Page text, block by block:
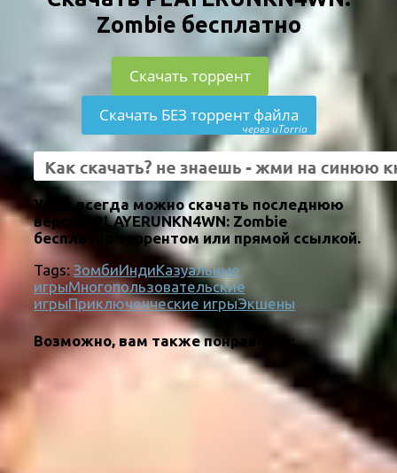
Zombie бесплатно
Скачать торрент
Скачать БЕЗ торрент файла
через uTorria
У нас всегда можно скачать последнюю
версию PLAYERUNKN4WN: Zombie
бесплатно торрентом или прямой ссылкой.
Tags: ЗомбиИндиКазуальные
игрыМногопользовательские
игрыПриключенческие игрыЭкшены
Возможно, вам также понравится: